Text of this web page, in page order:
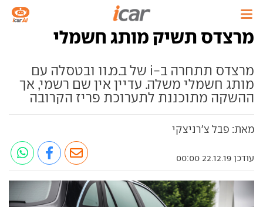
מרצדס תשיק מותג חשמלי
מרצדס תתחרה ב-i של ב.מ.וו ובטסלה עם
מותג חשמלי משלה. עדיין אין שם רשמי, אך
ההשקה מתוכננת לתערוכת פריז הקרובה
מאת: פבל צ'רניצקי
עודכן 22.12.19 00:00